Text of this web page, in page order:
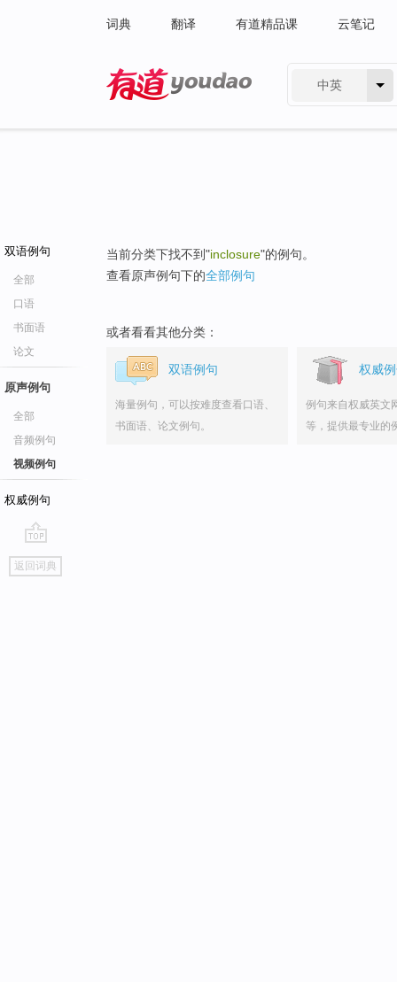
词典 翻译 有道精品课 云笔记
中英
双语例句
全部
口语
书面语
论文
原声例句
全部
音频例句
视频例句
权威例句
go
top
返回词典
当前分类下找不到"inclosure"的例句。
查看原声例句下的全部例句
或者看看其他分类：
双语例句
海量例句，可以按难度查看口语、
书面语、论文例句。
权威
例句来自权威英文
等，提供最专业的